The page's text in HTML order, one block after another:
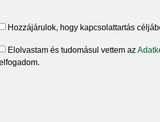
Hozzájárulok, hogy kapcsolattartás
Elolvastam és tudomásul vettem az